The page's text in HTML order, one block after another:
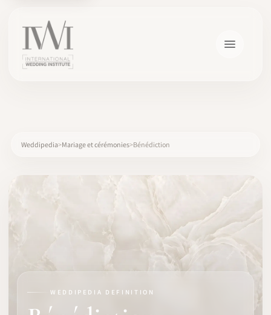
LOGICIEL
Weddipedia Mariage et cérémonies Bénédiction
WEDDIPEDIA DEFINITION